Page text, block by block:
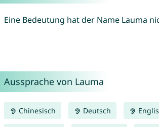
Eine Bedeutung hat der Name Lauma
Aussprache von Lauma
Chinesisch Deutsch